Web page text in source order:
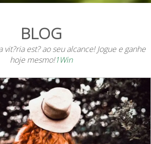
BLOG
vit?ria est? ao seu alcance! Jogue e ganhe
hoje mesmo!1Win